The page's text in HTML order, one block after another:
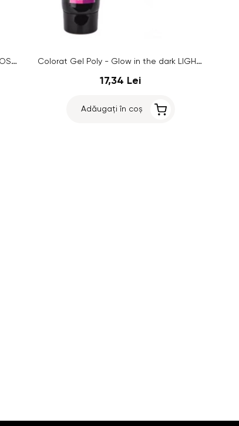
Colorat Gel Poly - Glow in the dark ROSE/APRICOT ICE no.06, 15g Colorat Gel Poly - Glow in the dark LIGHT ROSE/NEON PURPLE no.05, 15g
17,34 Lei
Adăugați în coș